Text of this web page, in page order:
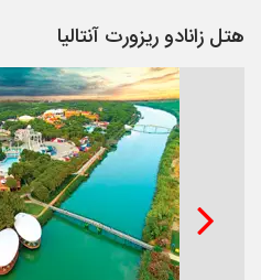
هتل زانادو ریزورت آنتالیا